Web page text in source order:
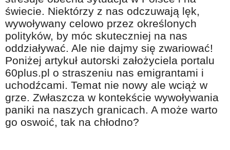
Żyj aktywnie
60plus - najcenniejsi klienci
Dobra opieka
Warto naśladować
Coś dla ducha
Smacznie i zdrowo
O finansach i społeczeństwie - edukacja nie tylko dla 60plus
świecie. Niektórzy z nas odczuwają lęk,
wywoływany celowo przez określonych
polityków, by móc skuteczniej na nas
oddziaływać. Ale nie dajmy się zwariować!
Poniżej artykuł autorski założyciela portalu
60plus.pl o straszeniu nas emigrantami i
uchodźcami. Temat nie nowy ale wciąż w
grze. Zwłaszcza w kontekście wywoływania
paniki na naszych granicach. A może warto
go oswoić, tak na chłodno?